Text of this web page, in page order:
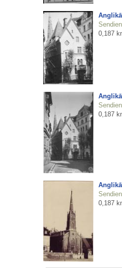
0,187
0,187
0,187